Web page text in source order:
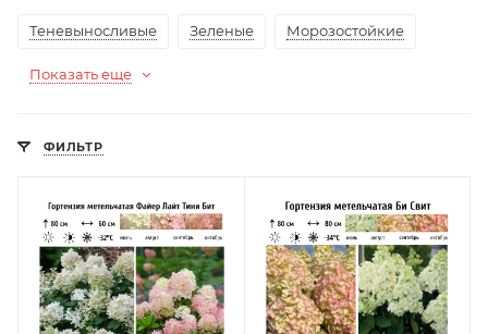
Теневыносливые Зеленые Морозостойкие
Показать еще
ФИЛЬТР